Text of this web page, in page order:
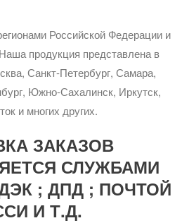
Российской Федерации и
продукция представлена в
Санкт-Петербург, Самара,
Южно-Сахалинск, Иркутск,
и многих других.
ЗАКАЗОВ
СЛУЖБАМИ
; ДПД ; ПОЧТОЙ
И Т.Д.